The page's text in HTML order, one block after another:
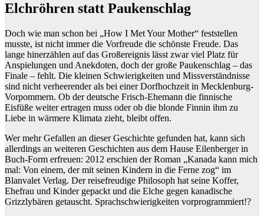
Elchröhren statt Paukenschlag
Doch wie man schon bei „How I Met Your Mother“ feststellen
musste, ist nicht immer die Vorfreude die schönste Freude. Das
lange hinerzählen auf das Großereignis lässt zwar viel Platz für
Anspielungen und Anekdoten, doch der große Paukenschlag – das
Finale – fehlt. Die kleinen Schwierigkeiten und Missverständnisse
sind nicht verheerender als bei einer Dorfhochzeit in Mecklenburg-
Vorpommern. Ob der deutsche Frisch-Ehemann die finnische
Eisfüße weiter ertragen muss oder ob die blonde Finnin ihm zu
Liebe in wärmere Klimata zieht, bleibt offen.
Wer mehr Gefallen an dieser Geschichte gefunden hat, kann sich
allerdings an weiteren Geschichten aus dem Hause Eilenberger in
Buch-Form erfreuen: 2012 erschien der Roman „Kanada kann mich
mal: Von einem, der mit seinen Kindern in die Ferne zog“ im
Blanvalet Verlag. Der reisefreudige Philosoph hat seine Koffer,
Ehefrau und Kinder gepackt und die Elche gegen kanadische
Grizzlybären getauscht. Sprachschwierigkeiten vorprogrammiert!?